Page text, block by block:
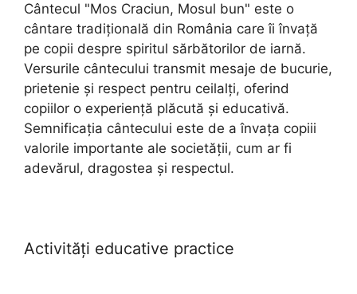
Cântecul "Mos Craciun, Mosul bun" este o
cântare tradițională din România care îi învață
pe copii despre spiritul sărbătorilor de iarnă.
Versurile cântecului transmit mesaje de bucurie,
prietenie și respect pentru ceilalți, oferind
copiilor o experiență plăcută și educativă.
Semnificația cântecului este de a învața copiii
valorile importante ale societății, cum ar fi
adevărul, dragostea și respectul.
Activități educative practice